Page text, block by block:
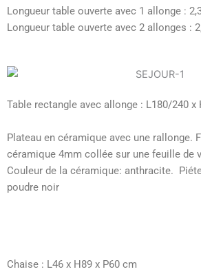
Longueur table ouverte avec 1 allonge :
Longueur table ouverte avec 2 allonges :
Table rectangle avec allonge : L180/240 x
Plateau en céramique avec une rallonge.
céramique 4mm collée sur une feuille de
Couleur de la céramique: anthracite.
poudre noir
Chaise : L46 x H89 x P60 cm